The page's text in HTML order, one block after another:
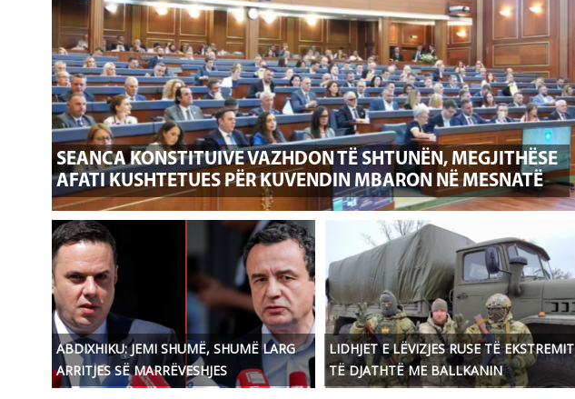
SEANCA KONSTITUIVE VAZHDON TË SHTUNËN, MEGJITHËSE
AFATI KUSHTETUES PËR KUVENDIN MBARON NË MESNATË
ABDIXHIKU: JEMI SHUMË, SHUMË LARG
ARRITJES SË MARRËVESHJES
LIDHJET E LËVIZJES RUSE TË EKSTREMIT
TË DJATHTË ME BALLKANIN